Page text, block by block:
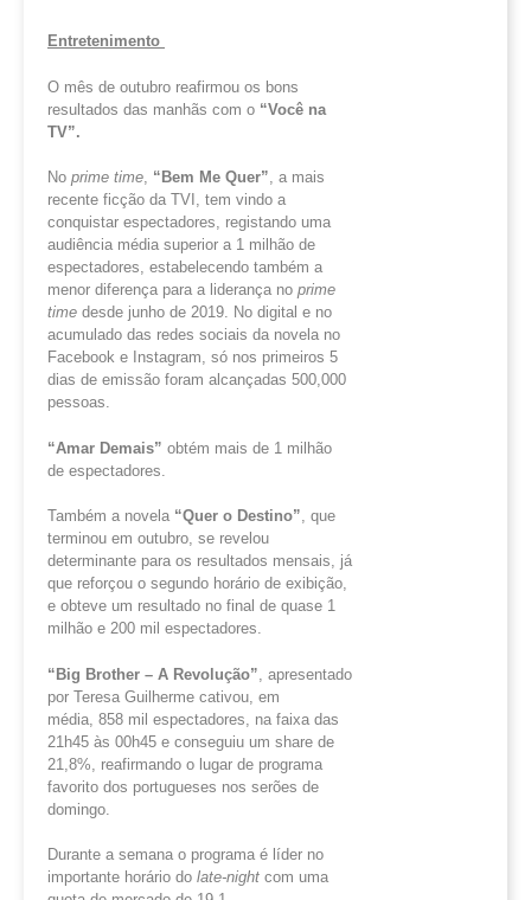
Entretenimento
O mês de outubro reafirmou os bons
resultados das manhãs com o “Você na
TV”.
No prime time, “Bem Me Quer”, a mais
recente ficção da TVI, tem vindo a
conquistar espectadores, registando uma
audiência média superior a 1 milhão de
espectadores, estabelecendo também a
menor diferença para a liderança no prime
time desde junho de 2019. No digital e no
acumulado das redes sociais da novela no
Facebook e Instagram, só nos primeiros 5
dias de emissão foram alcançadas 500,000
pessoas.
“Amar Demais” obtém mais de 1 milhão
de espectadores.
Também a novela “Quer o Destino”, que
terminou em outubro, se revelou
determinante para os resultados mensais, já
que reforçou o segundo horário de exibição,
e obteve um resultado no final de quase 1
milhão e 200 mil espectadores.
“Big Brother – A Revolução” , apresentado
por Teresa Guilherme cativou, em
média, 858 mil espectadores, na faixa das
21h45 às 00h45 e conseguiu um share de
21,8%, reafirmando o lugar de programa
favorito dos portugueses nos serões de
domingo.
Durante a semana o programa é líder no
importante horário do late-night com uma